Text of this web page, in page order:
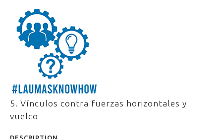
5. Vínculos contra fuerzas horizontales y
vuelco
DESCRIPTION